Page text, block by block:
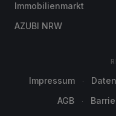
Immobilienmarkt
AZUBI NRW
Impressum
AGB